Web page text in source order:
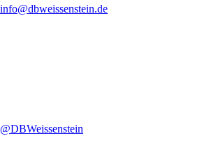
info@dbweissenstein.de
@DBWeissenstein